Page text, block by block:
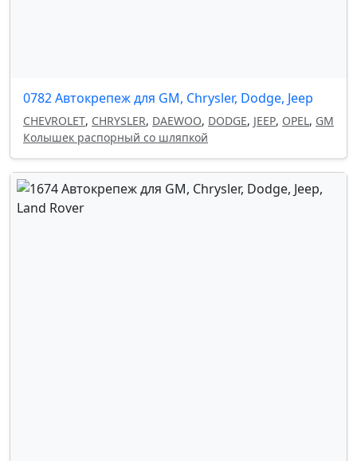
0782 Автокрепеж для GM, Chrysler, Dodge, Jeep
CHEVROLET, CHRYSLER, DAEWOO, DODGE, JEEP, OPEL, GM
Колышек распорный со шляпкой